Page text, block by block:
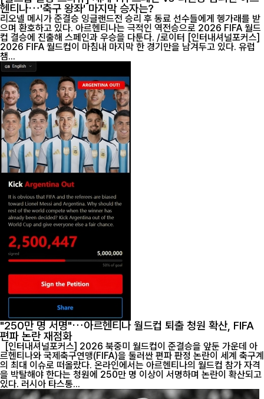
헨티나…'축구 왕좌' 마지막 승자는?
리오넬 메시가 준결승 잉글랜드전 승리 후 동료 선수들에게 헹가래를 받
으며 환호하고 있다. 아르헨티나는 극적인 역전승으로 2026 FIFA 월드
컵 결승에 진출해 스페인과 우승을 다툰다. /로이터 [인터내셔널포커스]
2026 FIFA 월드컵이 마침내 마지막 한 경기만을 남겨두고 있다. 유럽
챔...
"250만 명 서명"…아르헨티나 월드컵 퇴출 청원 확산, FIFA
편파 논란 재점화
[인터내셔널포커스] 2026 북중미 월드컵이 준결승을 앞둔 가운데 아
르헨티나와 국제축구연맹(FIFA)을 둘러싼 편파 판정 논란이 세계 축구계
의 최대 이슈로 떠올랐다. 온라인에서는 아르헨티나의 월드컵 참가 자격
을 박탈해야 한다는 청원에 250만 명 이상이 서명하며 논란이 확산되고
있다. 러시아 타스통...